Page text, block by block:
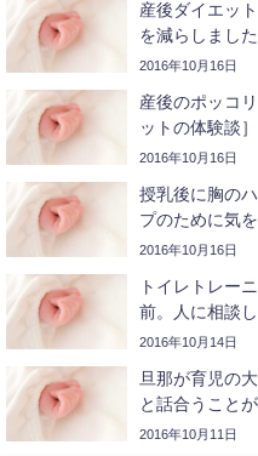
産後ダイエッ
を減らしました
2016年10月16日
産後のポッコ
ットの体験談］
2016年10月16日
授乳後に胸の
プのために気
2016年10月16日
トイレトレー
前。人に相談
2016年10月14日
旦那が育児の
と話合うこと
2016年10月11日